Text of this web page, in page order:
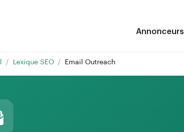
Annonceurs
/ Lexique SEO / Email Outreach